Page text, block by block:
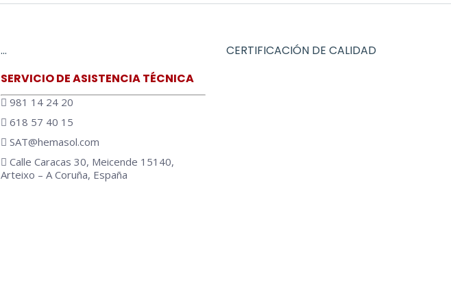
…
SERVICIO DE ASISTENCIA TÉCNICA
981 14 24 20
618 57 40 15
SAT@hemasol.com
Calle Caracas 30, Meicende 15140,
Arteixo – A Coruña, España
CERTIFICACIÓN DE CALIDAD